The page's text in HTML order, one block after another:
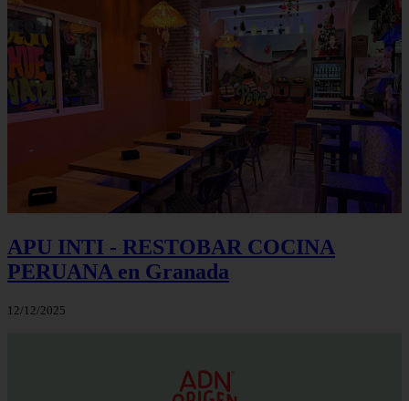
APU INTI - RESTOBAR COCINA
PERUANA en Granada
12/12/2025